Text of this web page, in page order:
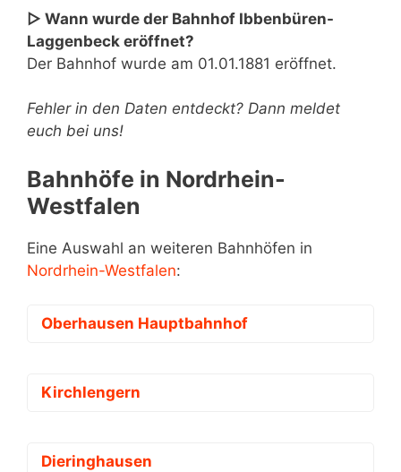
▷ Wann wurde der Bahnhof Ibbenbüren-
Laggenbeck eröffnet?
Der Bahnhof wurde am 01.01.1881 eröffnet.
Fehler in den Daten entdeckt? Dann meldet
euch bei uns!
Bahnhöfe in Nordrhein-
Westfalen
Eine Auswahl an weiteren Bahnhöfen in
Nordrhein-Westfalen:
Oberhausen Hauptbahnhof
Kirchlengern
Dieringhausen